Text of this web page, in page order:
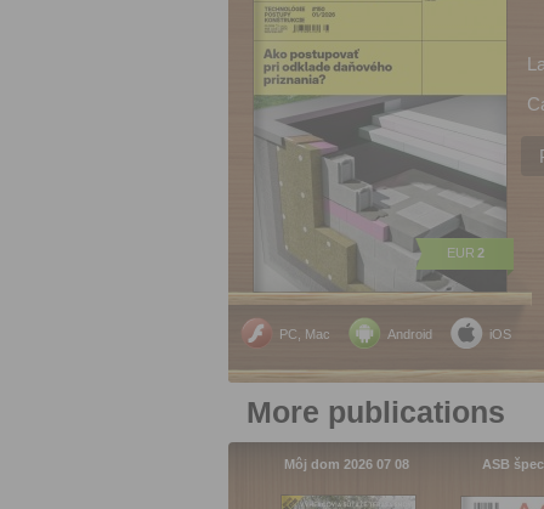
PC, Mac Android iOS
EUR 2
More publications
Môj dom 2026 07 08 ASB